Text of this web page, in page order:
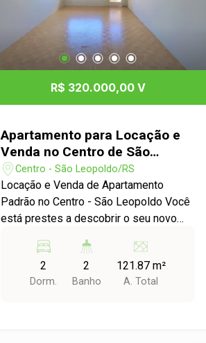
R$ 320.000,00 V
Apartamento para Locação e
Venda no Centro de São
Leopoldo
Centro - São Leopoldo/RS
Locação e Venda de Apartamento
Padrão no Centro - São Leopoldo Você
está prestes a descobrir o seu novo
apartamento localizado no coração do
Centro de São Leopoldo, perfeito tanto
para quem busca locação quanto para
2
Dorm.
2
Banho
121.87 m²
A. Total